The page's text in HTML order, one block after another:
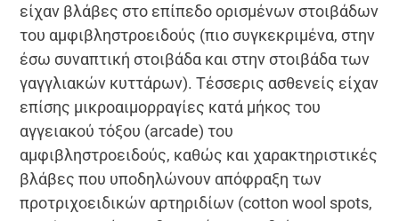
είχαν βλάβες στο επίπεδο ορισμένων στοιβάδων
του αμφιβληστροειδούς (πιο συγκεκριμένα, στην
έσω συναπτική στοιβάδα και στην στοιβάδα των
γαγγλιακών κυττάρων). Τέσσερις ασθενείς είχαν
επίσης μικροαιμορραγίες κατά μήκος του
αγγειακού τόξου (arcade) του
αμφιβληστροειδούς, καθώς και χαρακτηριστικές
βλάβες που υποδηλώνουν απόφραξη των
προτριχοειδικών αρτηριδίων (cotton wool spots,